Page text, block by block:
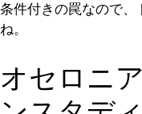
条件付きの罠なので、
ね。
オセロニ